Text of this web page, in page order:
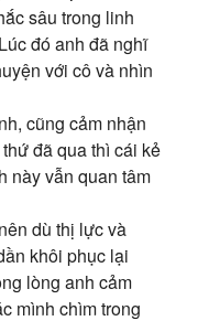
sâu trong linh
đó anh đã nghĩ
với cô và nhìn
cũng cảm nhận
đã qua thì cái kẻ
này vẫn quan tâm
dù thị lực và
khôi phục lại
lòng anh cảm
mình chìm trong